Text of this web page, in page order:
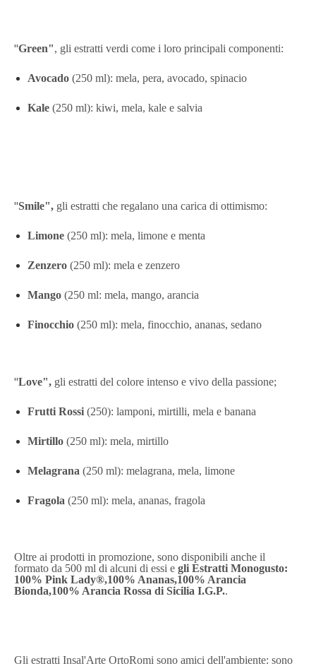
"Green", gli estratti verdi come i loro principali componenti:
Avocado (250 ml): mela, pera, avocado, spinacio
Kale (250 ml): kiwi, mela, kale e salvia
"Smile", gli estratti che regalano una carica di ottimismo:
Limone (250 ml): mela, limone e menta
Zenzero (250 ml): mela e zenzero
Mango (250 ml: mela, mango, arancia
Finocchio (250 ml): mela, finocchio, ananas, sedano
"Love", gli estratti del colore intenso e vivo della passione;
Frutti Rossi (250): lamponi, mirtilli, mela e banana
Mirtillo (250 ml): mela, mirtillo
Melagrana (250 ml): melagrana, mela, limone
Fragola (250 ml): mela, ananas, fragola
Oltre ai prodotti in promozione, sono disponibili anche il
formato da 500 ml di alcuni di essi e gli Estratti Monogusto:
100% Pink Lady®,100% Ananas,100% Arancia
Bionda,100% Arancia Rossa di Sicilia I.G.P..
Gli estratti Insal'Arte OrtoRomi sono amici dell'ambiente: sono